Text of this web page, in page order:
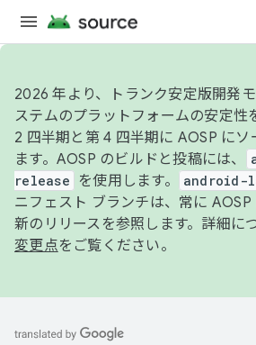
2026 年より、トランク安定版開発
ステムのプラットフォームの安定性
2 四半期と第 4 四半期に AOSP にソ
ます。AOSP のビルドと投稿には、
release
を使用します。 android-
ニフェスト ブランチは、常に
新のリリースを参照します。詳細に
変更点をご覧ください。